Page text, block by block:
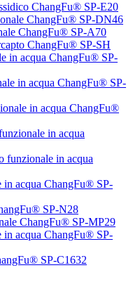
ChangFu® SP-E20
ChangFu® SP-DN46
ChangFu® SP-A70
ChangFu® SP-SH
in acqua ChangFu® SP-
in acqua ChangFu® SP-
in acqua ChangFu®
in acqua
funzionale in acqua
in acqua ChangFu® SP-
SP-N28
ChangFu® SP-MP29
in acqua ChangFu® SP-
SP-C1632